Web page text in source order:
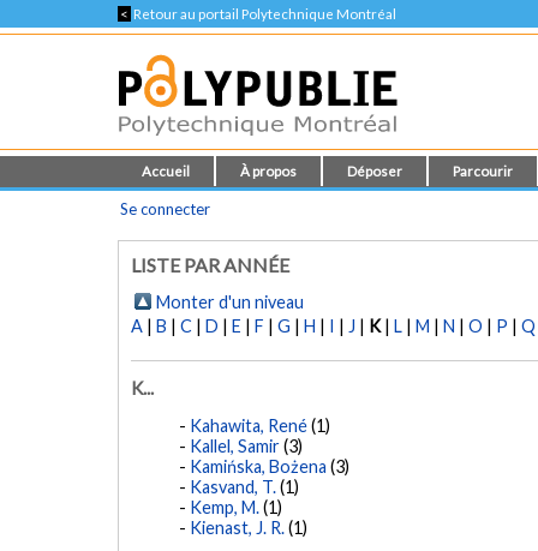
< Retour au portail Polytechnique Montréal
Accueil À propos Déposer Parcourir
Se connecter
LISTE PAR ANNÉE
Monter d'un niveau
A | B | C | D | E | F | G | H | I | J | K| L | M | N | O | P | Q
K...
Kahawita, René(1)
Kallel, Samir(3)
Kamińska, Bożena (3)
Kasvand, T.(1)
Kemp, M.(1)
Kienast, J. R.(1)